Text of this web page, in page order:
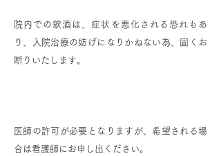
院内での飲酒は、症状を悪化される恐れもあ
り、入院治療の妨げになりかねない為、固くお
断りいたします。
医師の許可が必要となりますが、希望される場
合は看護師にお申し出ください。